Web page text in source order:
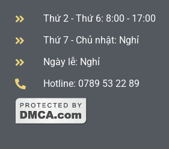
Thứ 2 - Thứ 6: 8:00 - 17:00
Thứ 7 - Chủ nhật: Nghỉ
Ngày lễ: Nghỉ
Hotline: 0789 53 22 89